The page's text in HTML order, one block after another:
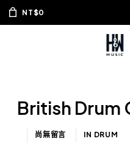
NT$0
British Drum
尚無留言 IN DRUM